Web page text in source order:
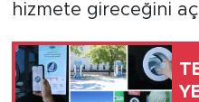
hizmete gireceğini